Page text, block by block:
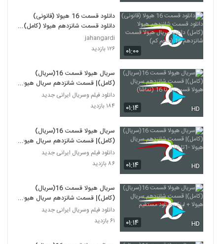
۰۱:۰۰
دانلود قسمت 16 هیولا (قانونی)
دانلود قسمت شانزدهم هیولا (کامل)
دانلود سریال هیولا قسمت شانزدهم
16 (حجم کم)
jahangardi
۱۲۶ بازدید
۰۱:۱۴ HD
سریال هیولا قسمت 16(سریال)
(کامل)| قسمت شانزدهم سریال هیولا
قسمت 1 تا 16 (نماشا)
دانلود فیلم وسریال ایرانی جدید
۱۸۴ بازدید
۰۱:۱۴ HD
سریال هیولا قسمت 16(سریال)
(کامل)| قسمت شانزدهم سریال هیولا
-1تا 16
دانلود فیلم وسریال ایرانی جدید
۸۶ بازدید
۰۱:۱۴ HD
سریال هیولا قسمت 16(سریال)
(کامل)| قسمت شانزدهم سریال هیولا
+ لینک دانلود مستقیم
دانلود فیلم وسریال ایرانی جدید
۶۱ بازدید